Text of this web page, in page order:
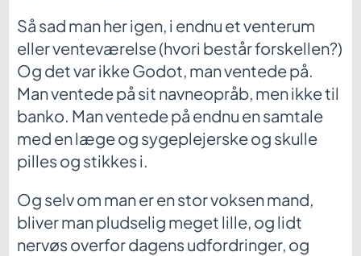
Så sad man her igen, i endnu et venterum
eller venteværelse (hvori består forskellen?)
Og det var ikke Godot, man ventede på.
Man ventede på sit navneopråb, men ikke til
banko. Man ventede på endnu en samtale
med en læge og sygeplejerske og skulle
pilles og stikkes i.
Og selv om man er en stor voksen mand,
bliver man pludselig meget lille, og lidt
nervøs overfor dagens udfordringer, og